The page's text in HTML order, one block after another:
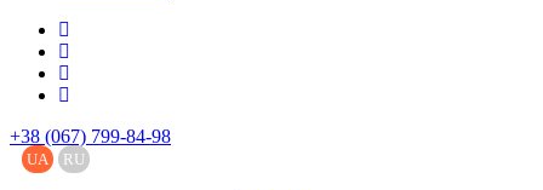
+38 (067) 799-84-98
UA RU